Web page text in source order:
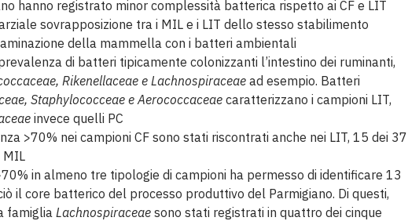
hanno registrato minor complessità batterica rispetto ai CF e LIT
sovrapposizione tra i MIL e i LIT dello stesso stabilimento
della mammella con i batteri ambientali
di batteri tipicamente colonizzanti l’intestino dei ruminanti,
Rikenellaceae e Lachnospiraceae ad esempio. Batteri
Staphylococceae e Aerococcaceae caratterizzano i campioni LIT,
invece quelli PC
>70% nei campioni CF sono stati riscontrati anche nei LIT, 15 dei 37
MIL
in almeno tre tipologie di campioni ha permesso di identificare 13
il core batterico del processo produttivo del Parmigiano. Di questi,
famiglia Lachnospiraceae sono stati registrati in quattro dei cinque